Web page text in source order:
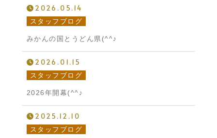
2026.05.14
スタッフブログ
みかんの国とうどん県(^^♪
2026.01.15
スタッフブログ
2026年開幕(^^♪
2025.12.10
スタッフブログ